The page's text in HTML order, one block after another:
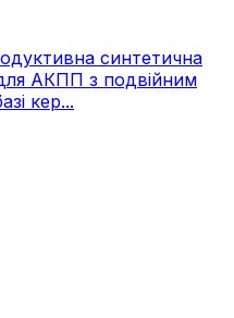
синтетична
АКПП з подвійним
кер...